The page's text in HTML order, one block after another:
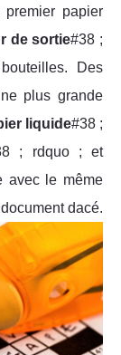
papier
de sortie#38 ;
Des
plus grande
liquide#38 ;
; rdquo ; et
avec le même
dacé.